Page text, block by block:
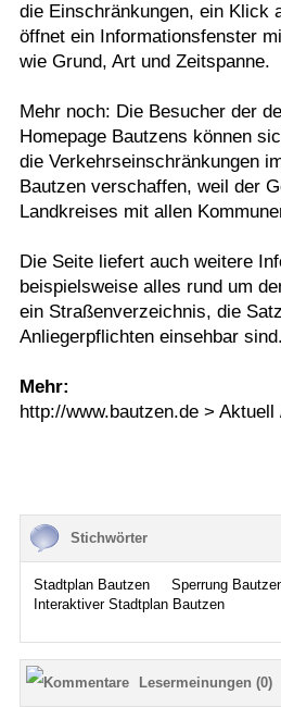
die Einschränkungen, ein Klick
öffnet ein Informationsfenster
wie Grund, Art und Zeitspanne.
Mehr noch: Die Besucher der
Homepage Bautzens können
die Verkehrseinschränkungen
Bautzen verschaffen, weil der
Landkreises mit allen
Die Seite liefert auch weitere
beispielsweise alles rund um
ein Straßenverzeichnis, die
Anliegerpflichten einsehbar sind.
Mehr:
http://www.bautzen.de > Aktuell
Stichwörter
Stadtplan Bautzen Sperrung
Interaktiver Stadtplan Bautzen
Lesermeinungen (0)